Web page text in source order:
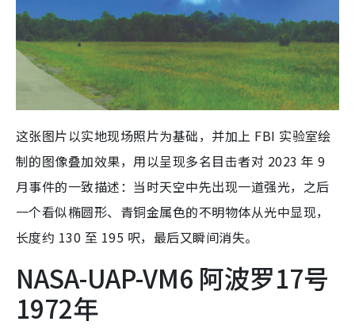
这张图片以实地现场照片为基础，并加上 FBI 实验室绘
制的图像叠加效果，用以呈现多名目击者对 2023 年 9
月事件的一致描述：当时天空中先出现一道强光，之后
一个看似椭圆形、青铜金属色的不明物体从光中显现，
长度约 130 至 195 呎，最后又瞬间消失。
NASA-UAP-VM6 阿波罗17号
1972年